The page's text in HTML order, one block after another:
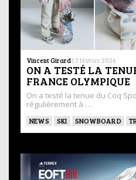
Vincent Girard | 2 février 2026
ON A TESTÉ LA
FRANCE OLYMPIQUE
On a testé la tenue du Coq
régulièrement à …
NEWS SKI SNOWBOARD